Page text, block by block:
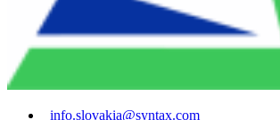
info.slovakia@syntax.com